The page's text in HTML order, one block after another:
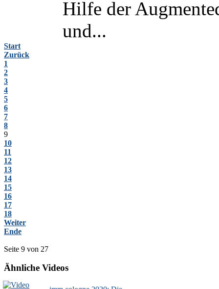
Hilfe der
und...
Start
Zurück
1
2
3
4
5
6
7
8
9
10
11
12
13
14
15
16
17
18
Weiter
Ende
Seite 9 von 27
Ähnliche Videos